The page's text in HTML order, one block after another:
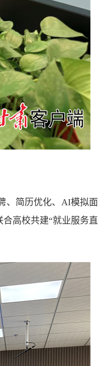
、简历优化、AI模拟面
高校共建“就业服务直